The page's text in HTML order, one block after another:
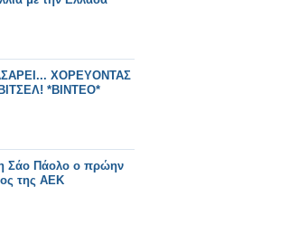
ΧΟΡΕΥΟΝΤΑΣ
*ΒΙΝΤΕΟ*
Σάο Πάολο ο πρώην
της ΑΕΚ